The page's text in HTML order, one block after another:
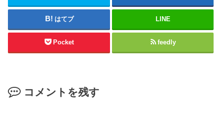
はてブ LINE
Pocket feedly
コメントを残す